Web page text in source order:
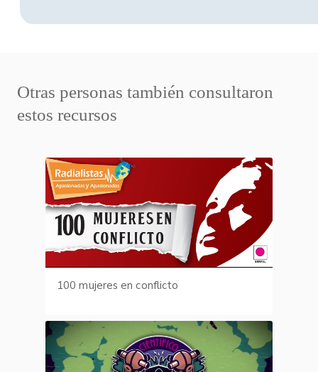
Otras personas también consultaron
estos recursos
100 mujeres en conflicto